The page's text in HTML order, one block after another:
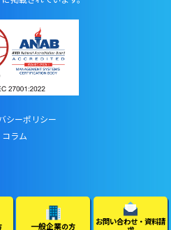
お問い合わせ・資料請
一般企業の方
シーポリシー
コラム